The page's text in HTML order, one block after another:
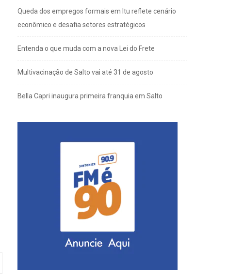
Queda dos empregos formais em Itu reflete cenário
econômico e desafia setores estratégicos
Entenda o que muda com a nova Lei do Frete
Multivacinação de Salto vai até 31 de agosto
Bella Capri inaugura primeira franquia em Salto